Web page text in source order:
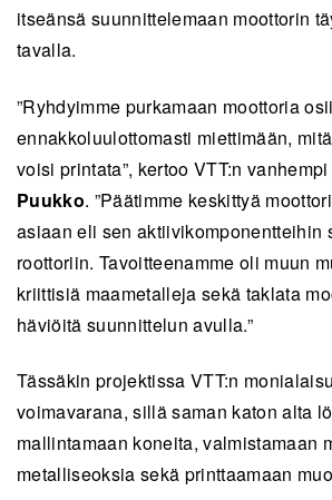
itseänsä suunnittelemaan moottorin
tavalla.
”Ryhdyimme purkamaan moottoria
ennakkoluulottomasti miettimään,
voisi printata”, kertoo VTT:n
Puukko. ”Päätimme keskittyä
asiaan eli sen aktiivikomponentteihin
roottoriin. Tavoitteenamme oli muun
kriittisiä maametalleja sekä taklata
häviöitä suunnittelun avulla.”
Tässäkin projektissa VTT:n
voimavarana, sillä saman katon alta
mallintamaan koneita, valmistamaan
metalliseoksia sekä printtaamaan